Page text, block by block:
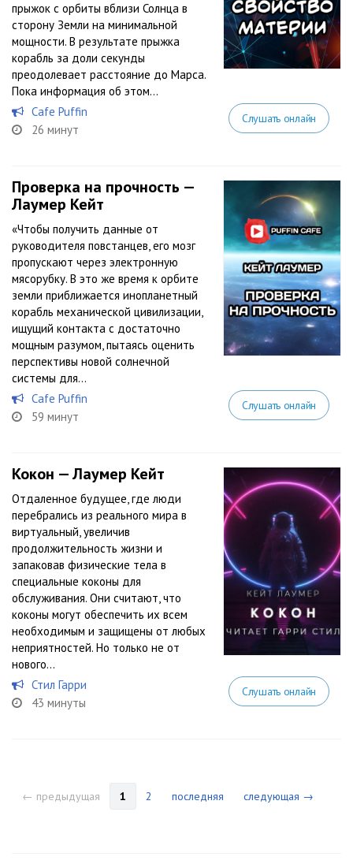
прыжок с орбиты вблизи Солнца в
сторону Земли на минимальной
мощности. В результате прыжка
корабль за доли секунды
преодолевает расстояние до Марса.
Пока информация об этом...
Cafe Puffin
26 минут
Слушать онлайн
Проверка на прочность —
Лаумер Кейт
«Чтобы получить данные от
руководителя повстанцев, его мозг
пропускают через электронную
мясорубку. В это же время к орбите
земли приближается инопланетный
корабль механической цивилизации,
ищущий контакта с достаточно
мощным разумом, пытаясь оценить
перспективы новой солнечной
системы для...
Cafe Puffin
59 минут
Слушать онлайн
Кокон — Лаумер Кейт
Отдаленное будущее, где люди
перебрались из реального мира в
виртуальный, увеличив
продолжительность жизни и
запаковав физические тела в
специальные коконы для
обслуживания. Они считают, что
коконы могут обеспечить их всем
необходимым и защищены от любых
неприятностей. Но только не от
нового...
Стил Гарри
43 минуты
Слушать онлайн
← предыдущая 1 2 последняя следующая →